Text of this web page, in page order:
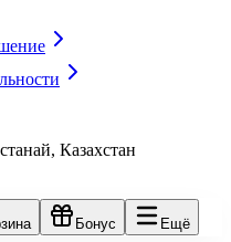
Казахстан
Бонус Ещё